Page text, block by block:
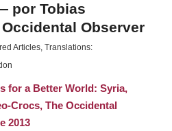
por Tobias
Observer
Articles, Translations:
for a Better World: Syria,
Crocs, The Occidental
2013